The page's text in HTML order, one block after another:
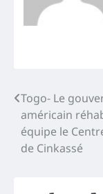
Post
navigation
Togo- Le
américain
équipe le
de Cinkassé